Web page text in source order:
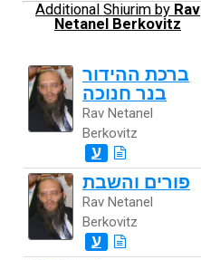
Additional Shiurim by Rav
Netanel Berkovitz
ברכת ההידור
בנר חנוכה
Rav Netanel
Berkovitz
ע
פורים והשבת
Rav Netanel
Berkovitz
ע